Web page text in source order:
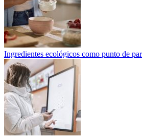
Ingredientes ecológicos como punto de